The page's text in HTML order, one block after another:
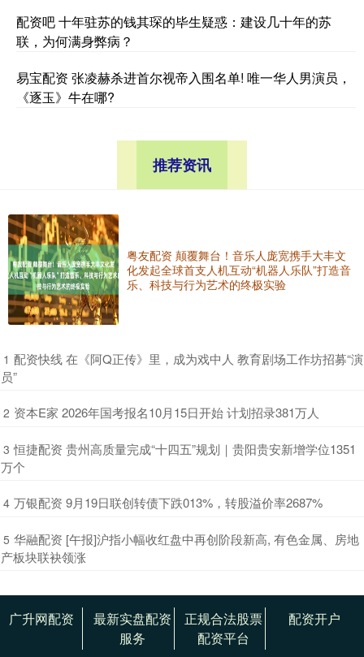
配资吧 十年驻苏的钱其琛的毕生疑惑：建设几十年的苏
联，为何满身弊病？
易宝配资 张凌赫杀进首尔视帝入围名单! 唯一华人男演员，
《逐玉》牛在哪?
推荐资讯
粤友配资 颠覆舞台！音乐人庞宽携手大丰文
化发起全球首支人机互动“机器人乐队”打造音
乐、科技与行为艺术的终极实验
1 ​配资快线 在《阿Q正传》里，成为戏中人 教育剧场工作坊招募“演
员”
2 ​资本E家 2026年国考报名10月15日开始 计划招录381万人
3 ​恒捷配资 贵州高质量完成“十四五”规划｜贵阳贵安新增学位1351
万个
4 ​万银配资 9月19日联创转债下跌013%，转股溢价率2687%
5 ​华融配资 [午报]沪指小幅收红盘中再创阶段新高, 有色金属、房地
产板块联袂领涨
广升网配资
最新实盘配资
服务
正规合法股票
配资平台
配资开户